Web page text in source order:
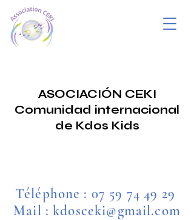
ASOCIACIÓN CEKI
Comunidad internacional
de Kdos Kids
Téléphone : 07 59 74 49 29
Mail : kdosceki@gmail.com